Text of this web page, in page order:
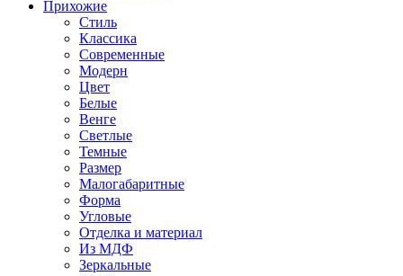
Прихожие
Стиль
Классика
Современные
Модерн
Цвет
Белые
Венге
Светлые
Темные
Размер
Малогабаритные
Форма
Угловые
Отделка и материал
Из МДФ
Зеркальные